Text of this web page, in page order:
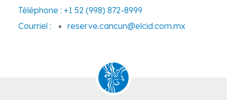
Téléphone : +1 52 (998) 872-8999
Courriel :
reserve.cancun@elcid.com.mx